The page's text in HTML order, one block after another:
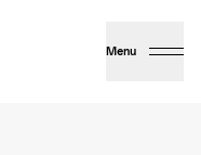
Menu